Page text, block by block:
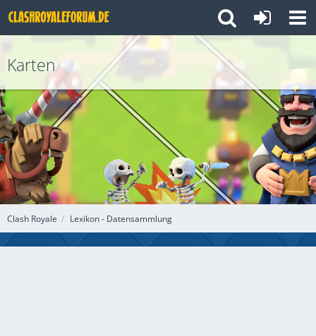
Clash Royale Lexikon - Datensammlung
Karten